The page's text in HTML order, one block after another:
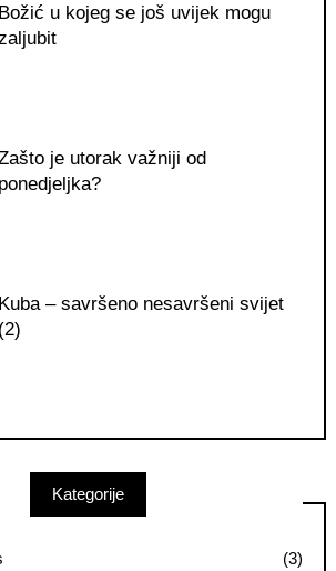
Božić u kojeg se još uvijek mogu
je utorak važniji od
ponedjeljka?
Kuba – savršeno nesavršeni svijet
(2)
Kategorije
(3)